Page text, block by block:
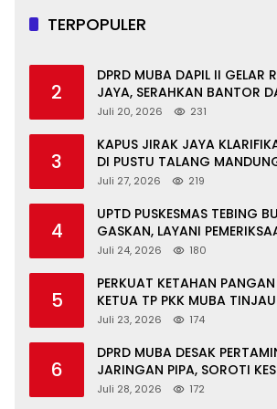
TERPOPULER
2
DPRD MUBA DAPIL II GELAR
JAYA, SERAHKAN BANTOR
JALAN RUSAK SERTA TPS 3R
Juli 20, 2026 231
3
KAPUS JIRAK JAYA
DI PUSTU TALANG
MISKOMUNIKASI
Juli 27, 2026 219
4
UPTD PUSKESMAS TEBING
GASKAN, LAYANI
GRATIS UNTUK ASN DI
Juli 24, 2026 180
5
PERKUAT KETAHAN
KETUA TP PKK MUBA
ORGANIK DAN IKAN NILA
Juli 23, 2026 174
6
DPRD MUBA DESAK
JARINGAN PIPA, SOROTI
WARGA JIRAK
Juli 28, 2026 172